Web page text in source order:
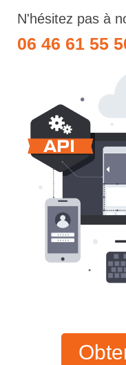
N'hésitez pas à
06 46 61 55